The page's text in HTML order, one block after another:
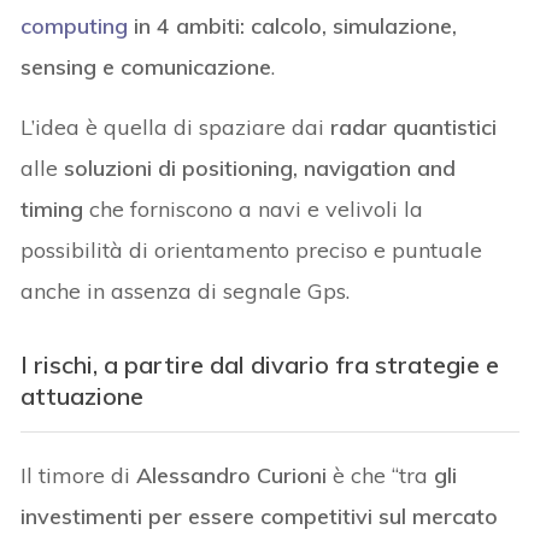
computing in 4 ambiti: calcolo, simulazione,
sensing e comunicazione.
L’idea è quella di spaziare dai radar quantistici
alle soluzioni di positioning, navigation and
timing che forniscono a navi e velivoli la
possibilità di orientamento preciso e puntuale
anche in assenza di segnale Gps.
I rischi, a partire dal divario fra strategie e
attuazione
Il timore di Alessandro Curioniè che “tra gli
investimenti per essere competitivi sul mercato